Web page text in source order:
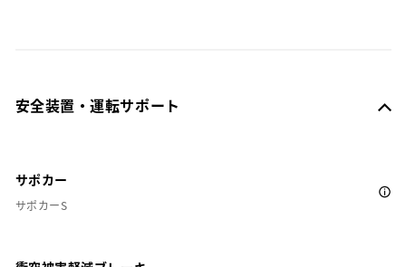
安全装置・運転サポート
サポカー
サポカーS